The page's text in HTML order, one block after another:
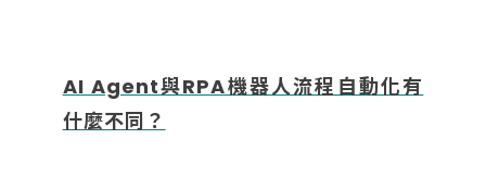
AI Agent與RPA機器人流程自動化有
什麼不同？